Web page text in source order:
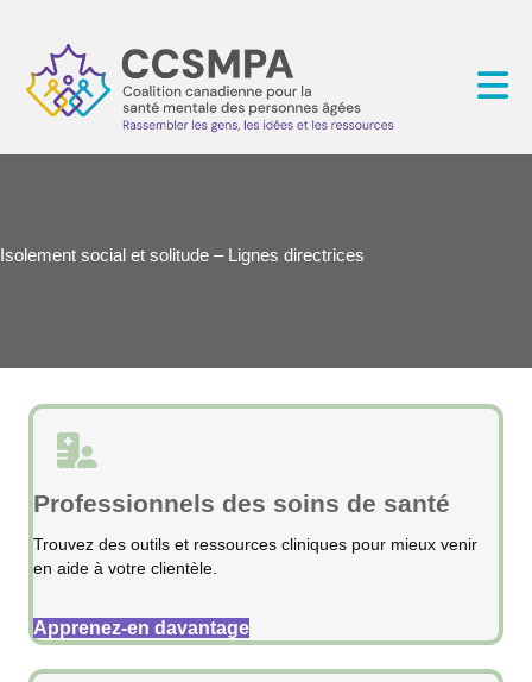
Isolement social et solitude – Lignes directrices
Professionnels des soins de santé
Trouvez des outils et ressources cliniques pour mieux venir
en aide à votre clientèle.
Apprenez-en davantage